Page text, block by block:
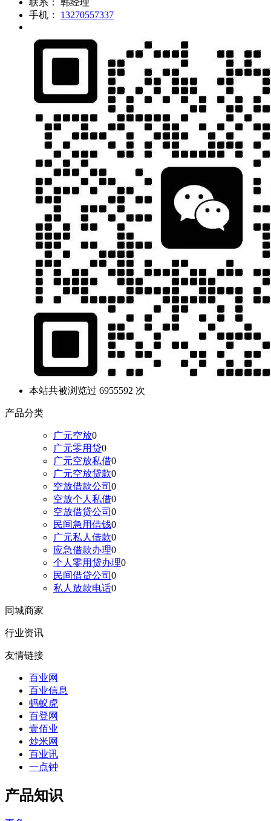
手机：
13270557337
本站共被浏览过 6955592 次
产品分类
广元空放0
广元零用贷0
广元空放私借0
广元空放贷款0
空放借款公司 0
空放个人私借0
空放借贷公司 0
民间急用借钱0
广元私人借款0
应急借款办理0
个人零用贷办理0
民间借贷公司 0
私人放款电话0
同城商家
行业资讯
友情链接
百业网
百业信息
蚂蚁虎
百登网
壹佰业
炒米网
百业讯
一点钟
产品知识